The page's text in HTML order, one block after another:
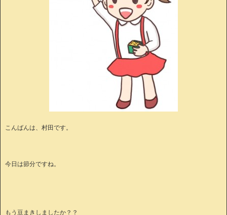
こんばんは、村田です。
今日は節分ですね。
もう豆まきしましたか？？